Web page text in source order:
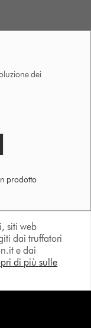
dei
prodotto
siti web
dai truffatori
e dai
di più sulle